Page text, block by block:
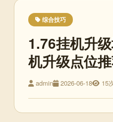
综合技巧
1.76挂机升
机升级点位
admin 2026-06-18 15